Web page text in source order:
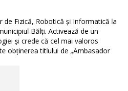
de Fizică, Robotică și Informatică la
Bălți. Activează de un
și crede că cel mai valoros
obținerea titlului de „Ambasador